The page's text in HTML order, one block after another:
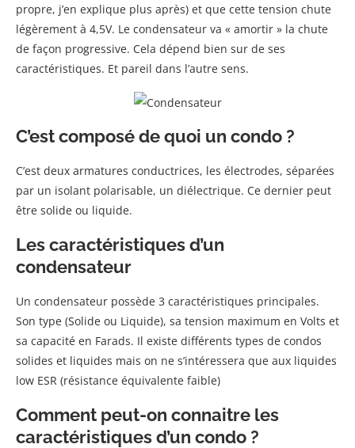
propre, j’en explique plus après) et que cette tension chute
légèrement à 4,5V. Le condensateur va « amortir » la chute
de façon progressive. Cela dépend bien sur de ses
caractéristiques. Et pareil dans l’autre sens.
C’est composé de quoi un condo ?
C’est deux armatures conductrices, les électrodes, séparées
par un isolant polarisable, un diélectrique. Ce dernier peut
être solide ou liquide.
Les caractéristiques d’un
condensateur
Un condensateur possède 3 caractéristiques principales.
Son type (Solide ou Liquide), sa tension maximum en Volts et
sa capacité en Farads. Il existe différents types de condos
solides et liquides mais on ne s’intéressera que aux liquides
low ESR (résistance équivalente faible)
Comment peut-on connaitre les
caractéristiques d’un condo ?